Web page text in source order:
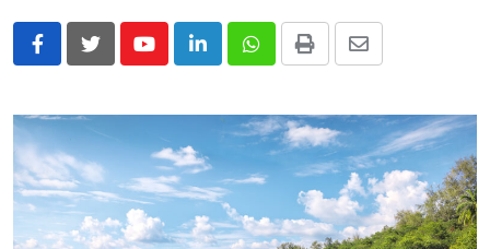
YoutubeLinkedInWhatsapp
Print
Share
Email